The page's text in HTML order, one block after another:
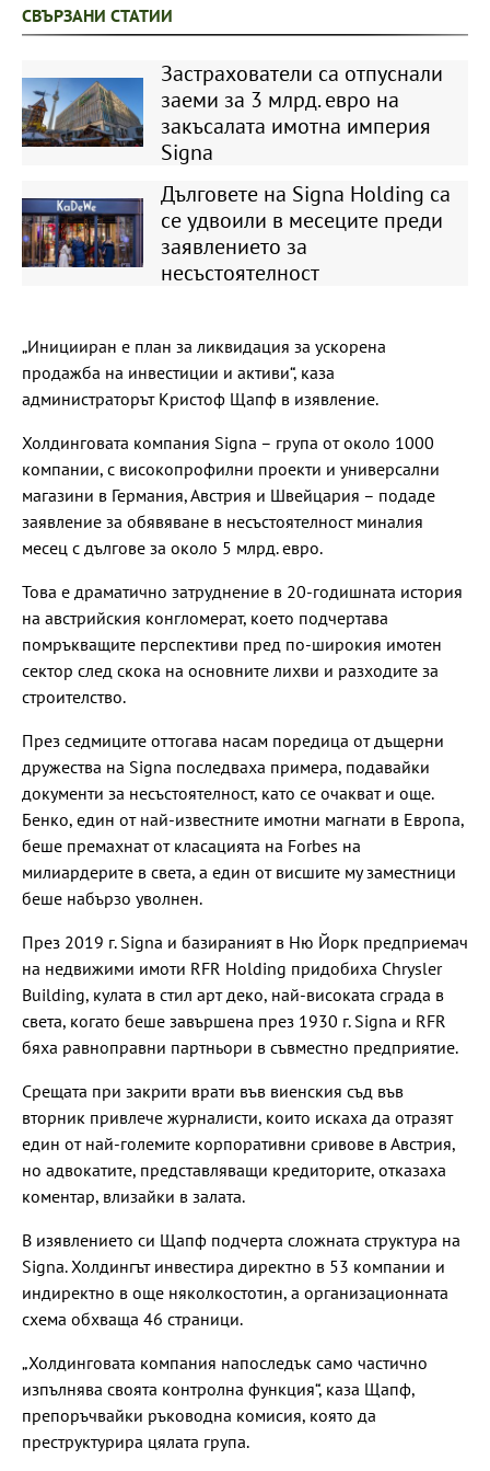
СВЪРЗАНИ СТАТИИ
Застрахователи са отпуснали
заеми за 3 млрд. евро на
закъсалата имотна империя
Signa
Дълговете на Signa Holding са
се удвоили в месеците преди
заявлението за
несъстоятелност
„Иницииран е план за ликвидация за ускорена
продажба на инвестиции и активи“, каза
администраторът Кристоф Щапф в изявление.
Холдинговата компания Signa – група от около 1000
компании, с високопрофилни проекти и универсални
магазини в Германия, Австрия и Швейцария – подаде
заявление за обявяване в несъстоятелност миналия
месец с дългове за около 5 млрд. евро.
Това е драматично затруднение в 20-годишната история
на австрийския конгломерат, което подчертава
помръкващите перспективи пред по-широкия имотен
сектор след скока на основните лихви и разходите за
строителство.
През седмиците оттогава насам поредица от дъщерни
дружества на Signa последваха примера, подавайки
документи за несъстоятелност, като се очакват и още.
Бенко, един от най-известните имотни магнати в Европа,
беше премахнат от класацията на Forbes на
милиардерите в света, а един от висшите му заместници
беше набързо уволнен.
През 2019 г. Signa и базираният в Ню Йорк предприемач
на недвижими имоти RFR Holding придобиха Chrysler
Building, кулата в стил арт деко, най-високата сграда в
света, когато беше завършена през 1930 г. Signa и RFR
бяха равноправни партньори в съвместно предприятие.
Срещата при закрити врати във виенския съд във
вторник привлече журналисти, които искаха да отразят
един от най-големите корпоративни сривове в Австрия,
но адвокатите, представляващи кредиторите, отказаха
коментар, влизайки в залата.
В изявлението си Щапф подчерта сложната структура на
Signa. Холдингът инвестира директно в 53 компании и
индиректно в още няколкостотин, а организационната
схема обхваща 46 страници.
„Холдинговата компания напоследък само частично
изпълнява своята контролна функция“, каза Щапф,
препоръчвайки ръководна комисия, която да
преструктурира цялата група.